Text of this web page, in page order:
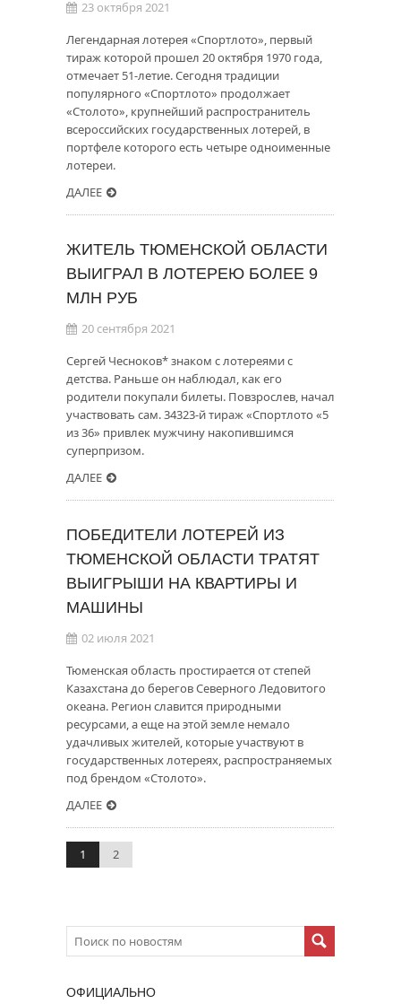
23 октября 2021
Легендарная лотерея «Спортлото», первый
тираж которой прошел 20 октября 1970 года,
отмечает 51-летие. Сегодня традиции
популярного «Спортлото» продолжает
«Столото», крупнейший распространитель
всероссийских государственных лотерей, в
портфеле которого есть четыре одноименные
лотереи.
ДАЛЕЕ
ЖИТЕЛЬ ТЮМЕНСКОЙ ОБЛАСТИ
ВЫИГРАЛ В ЛОТЕРЕЮ БОЛЕЕ 9
МЛН РУБ
20 сентября 2021
Сергей Чесноков* знаком с лотереями с
детства. Раньше он наблюдал, как его
родители покупали билеты. Повзрослев, начал
участвовать сам. 34323-й тираж «Спортлото «5
из 36» привлек мужчину накопившимся
суперпризом.
ДАЛЕЕ
ПОБЕДИТЕЛИ ЛОТЕРЕЙ ИЗ
ТЮМЕНСКОЙ ОБЛАСТИ ТРАТЯТ
ВЫИГРЫШИ НА КВАРТИРЫ И
МАШИНЫ
02 июля 2021
Тюменская область простирается от степей
Казахстана до берегов Северного Ледовитого
океана. Регион славится природными
ресурсами, а еще на этой земле немало
удачливых жителей, которые участвуют в
государственных лотереях, распространяемых
под брендом «Столото».
ДАЛЕЕ
1 2
ОФИЦИАЛЬНО